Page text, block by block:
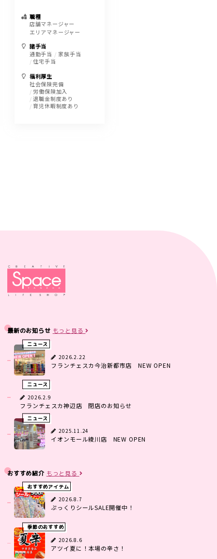
職種
店舗マネージャー
エリアマネージャー
諸手当
通勤手当
家族手当
住宅手当
福利厚生
社会保険完備
労働保険加入
退職金制度あり
育児休暇制度あり
最新のお知らせ もっと見る
ニュース
2026.2.22
フランチェスカ今治新都市店 NEW OPEN
ニュース
2026.2.9
フランチェスカ神辺店 閉店のお知らせ
ニュース
2025.11.24
イオンモール綾川店 NEW OPEN
おすすめ紹介 もっと見る
おすすめアイテム
2026.8.7
ぷっくりシールSALE開催中！
季節のおすすめ
2026.8.6
アツイ夏に！本場の辛さ！